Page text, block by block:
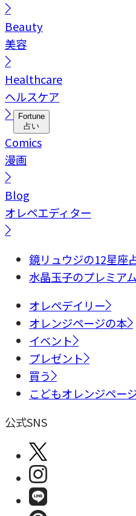
Beauty
美容
Healthcare
ヘルスケア
Fortune
占い
Comics
漫画
Blog
オレペエディター
鏡リュウジの12星座
水晶玉子のプレミア
オレペデイリー
オレンジページの本
イベント
プレゼント
買う
こどもオレンジペー
公式SNS